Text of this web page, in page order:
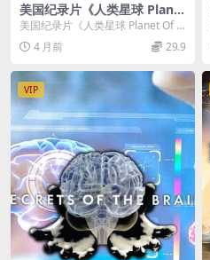
美国纪录片《人类星球 Planet
Of The Humans 2019》英语
中英双字 无水印纯净版 1080
P/MKV/1.9G 清洁能源
美国纪录片《人类星球 Planet Of T
he Humans 2019》资源介...
4 月前 29.9
VIP